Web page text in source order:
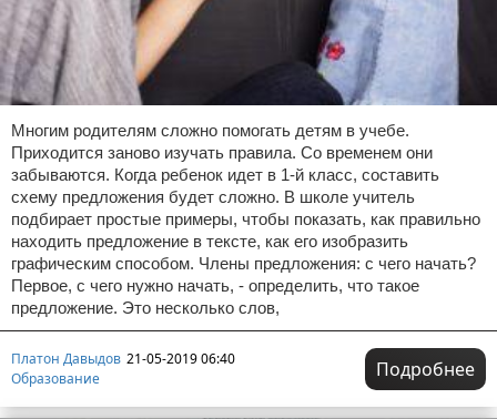
Многим родителям сложно помогать детям в учебе.
Приходится заново изучать правила. Со временем они
забываются. Когда ребенок идет в 1-й класс, составить
схему предложения будет сложно. В школе учитель
подбирает простые примеры, чтобы показать, как правильно
находить предложение в тексте, как его изобразить
графическим способом. Члены предложения: с чего начать?
Первое, с чего нужно начать, - определить, что такое
предложение. Это несколько слов,
Платон Давыдов 21-05-2019 06:40
Образование
Подробнее